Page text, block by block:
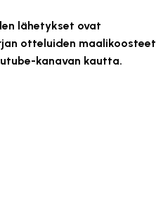
lähetykset ovat
otteluiden maalikoosteet
kanavan kautta.